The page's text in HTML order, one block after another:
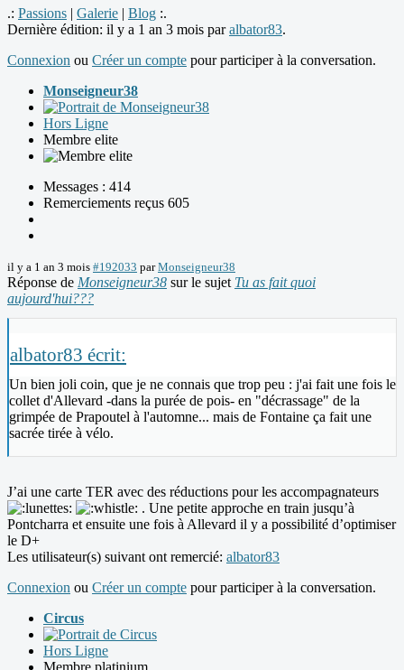
.: Passions | Galerie | Blog :.
Dernière édition: il y a 1 an 3 mois paralbator83.
Connexion ou Créer un compte pour participer à la conversation.
Monseigneur38
Hors Ligne
Membre elite
Messages : 414
Remerciements reçus 605
il y a 1 an 3 mois #192033 parMonseigneur38
Réponse de Monseigneur38 sur le sujet Tu as fait quoi
aujourd'hui???
albator83 écrit:
Un bien joli coin, que je ne connais que trop peu : j'ai fait une fois le
collet d'Allevard -dans la purée de pois- en "décrassage" de la
grimpée de Prapoutel à l'automne... mais de Fontaine ça fait une
sacrée tirée à vélo.
J’ai une carte TER avec des réductions pour les accompagnateurs
. Une petite approche en train jusqu’à
Pontcharra et ensuite une fois à Allevard il y a possibilité d’optimiser
le D+
Les utilisateur(s) suivant ont remercié: albator83
Connexion ou Créer un compte pour participer à la conversation.
Circus
Hors Ligne